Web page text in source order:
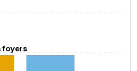
foyers